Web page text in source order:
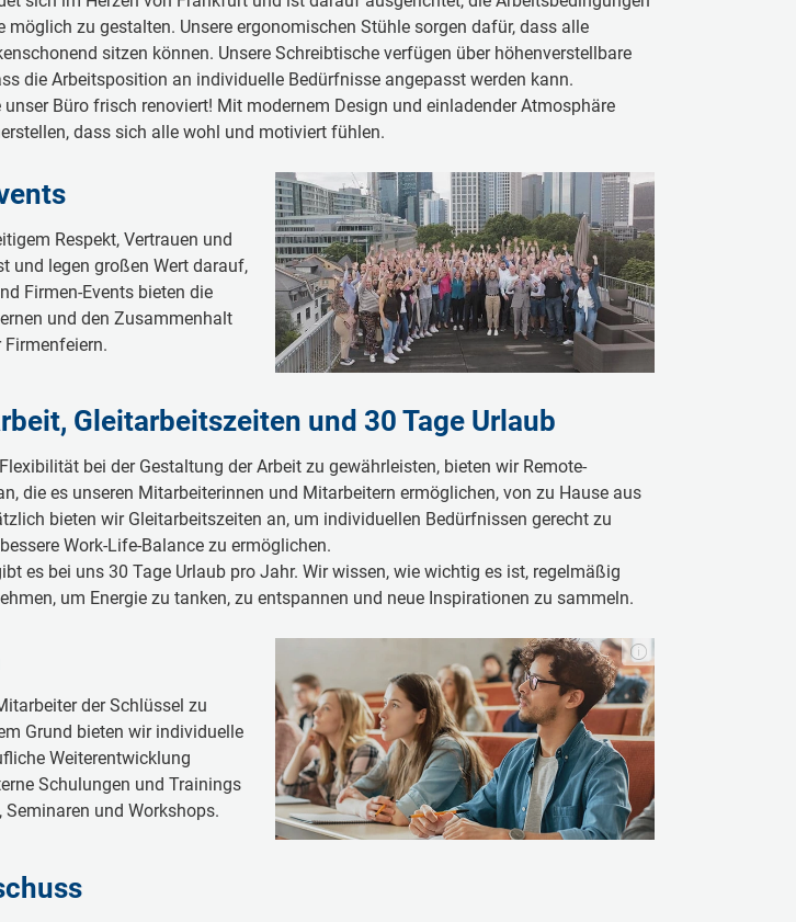
möglich zu gestalten. Unsere ergonomischen Stühle sorgen dafür, dass alle
sitzen können. Unsere Schreibtische verfügen über höhenverstellbare
die Arbeitsposition an individuelle Bedürfnisse angepasst werden kann.
Büro frisch renoviert! Mit modernem Design und einladender Atmosphäre
dass sich alle wohl und motiviert fühlen.
Respekt, Vertrauen und
und legen großen Wert darauf,
Firmen-Events bieten die
und den Zusammenhalt
Gleitarbeitszeiten und 30 Tage Urlaub
bei der Gestaltung der Arbeit zu gewährleisten, bieten wir Remote-
die es unseren Mitarbeiterinnen und Mitarbeitern ermöglichen, von zu Hause aus
bieten wir Gleitarbeitszeiten an, um individuellen Bedürfnissen gerecht zu
Work-Life-Balance zu ermöglichen.
es bei uns 30 Tage Urlaub pro Jahr. Wir wissen, wie wichtig es ist, regelmäßig
um Energie zu tanken, zu entspannen und neue Inspirationen zu sammeln.
der Schlüssel zu
Grund bieten wir individuelle
Weiterentwicklung
Schulungen und Trainings
und Workshops.